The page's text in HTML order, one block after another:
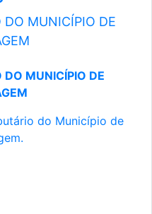
DO MUNICÍPIO DE
MUNICÍPIO DE
do Município de